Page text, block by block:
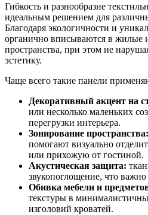
Гибкость и разнообразие
идеальным решением для
Благодаря экологичности и
органично вписываются в жилые
пространства, при этом не
эстетику.
Чаще всего такие панели
Декоративный акцент на
или несколько маленьких
перегрузки интерьера.
Зонирование пространства:
помогают визуально
или прихожую от гостиной.
Акустическая защита:
звукопоглощение, что
Обивка мебели и
текстуры в
изголовий кроватей.